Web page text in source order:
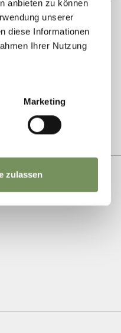
anbieten zu können
unserer
diese Informationen
Ihrer Nutzung
Marketing
zulassen